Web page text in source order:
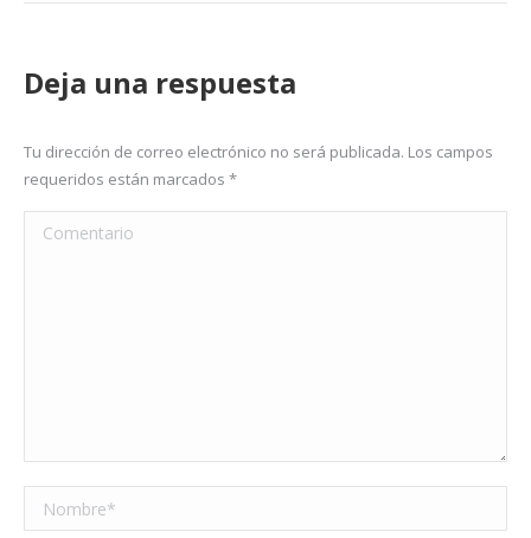
Deja una respuesta
Tu dirección de correo electrónico no será publicada. Los campos
requeridos están marcados *
Comentario
Nombre *